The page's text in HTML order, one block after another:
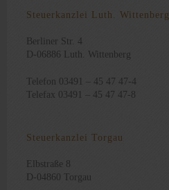
Steuerkanzlei Luth. Wittenberg
Berliner Str. 4
D-06886 Luth. Wittenberg
Telefon 03491 – 45 47 47-4
Telefax 03491 – 45 47 47-8
Steuerkanzlei Torgau
Elbstraße 8
D-04860 Torgau